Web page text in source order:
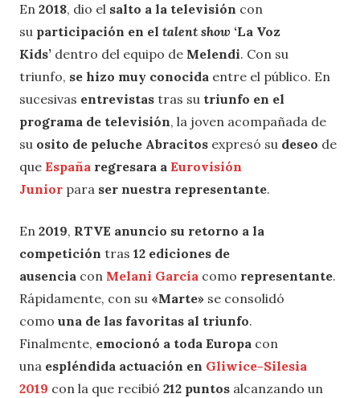
En 2018, dio el salto a la televisión con
su participación en el talent show ‘La Voz
Kids’ dentro del equipo de Melendi. Con su
triunfo, se hizo muy conocida entre el público. En
sucesivas entrevistas tras su triunfo en el
programa de televisión, la joven acompañada de
su osito de peluche Abracitos expresó su deseo de
que España regresara a Eurovisión
Junior para ser nuestra representante.
En 2019, RTVE anuncio su retorno a la
competición tras 12 ediciones de
ausencia con Melani García como representante.
Rápidamente, con su «Marte» se consolidó
como una de las favoritas al triunfo.
Finalmente, emocionó a toda Europa con
una espléndida actuación en Gliwice-Silesia
2019 con la que recibió 212 puntos alcanzando un